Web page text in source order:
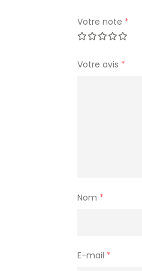
Votre note *
Votre avis *
Nom *
E-mail *